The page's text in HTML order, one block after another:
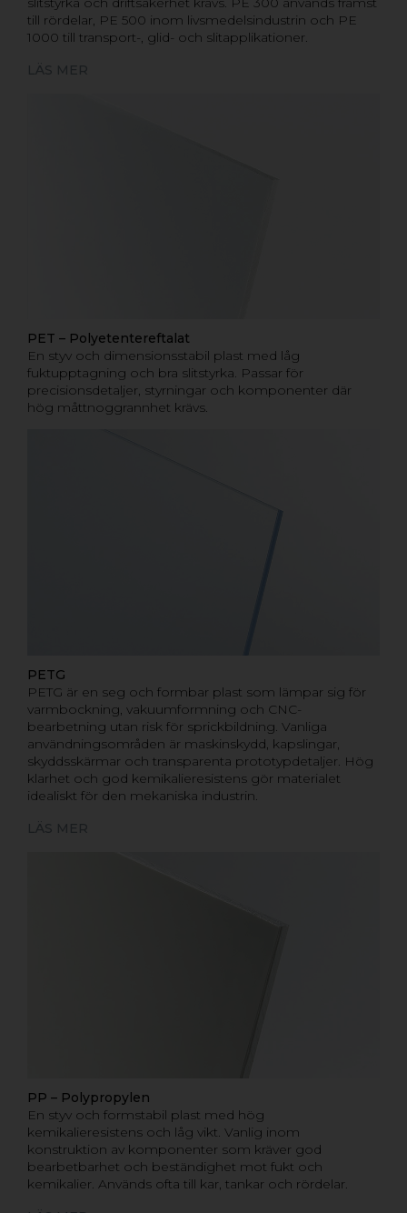
till rördelar, PE 500 inom livsmedelsindustrin och PE
1000 till transport-, glid- och slitapplikationer.
LÄS MER
PET – Polyetentereftalat
En styv och dimensionsstabil plast med låg
fuktupptagning och bra slitstyrka. Passar för
precisionsdetaljer, styrningar och komponenter där
hög måttnoggrannhet krävs.
PETG
PETG är en seg och formbar plast som lämpar sig för
varmbockning, vakuumformning och CNC-
bearbetning utan risk för sprickbildning. Vanliga
användningsområden är maskinskydd, kapslingar,
skyddsskärmar och transparenta prototypdetaljer. Hög
klarhet och god kemikalieresistens gör materialet
idealiskt för den mekaniska industrin.
LÄS MER
PP – Polypropylen
En styv och formstabil plast med hög
kemikalieresistens och låg vikt. Vanlig inom
konstruktion av komponenter som kräver god
bearbetbarhet och beständighet mot fukt och
kemikalier. Används ofta till kar, tankar och rördelar.